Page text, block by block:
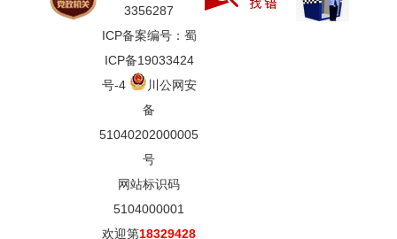
3356287
ICP备案编号：蜀
ICP备19033424
号-4
川公网安
备
51040202000005
号
网站标识码
5104000001
欢迎第18329428